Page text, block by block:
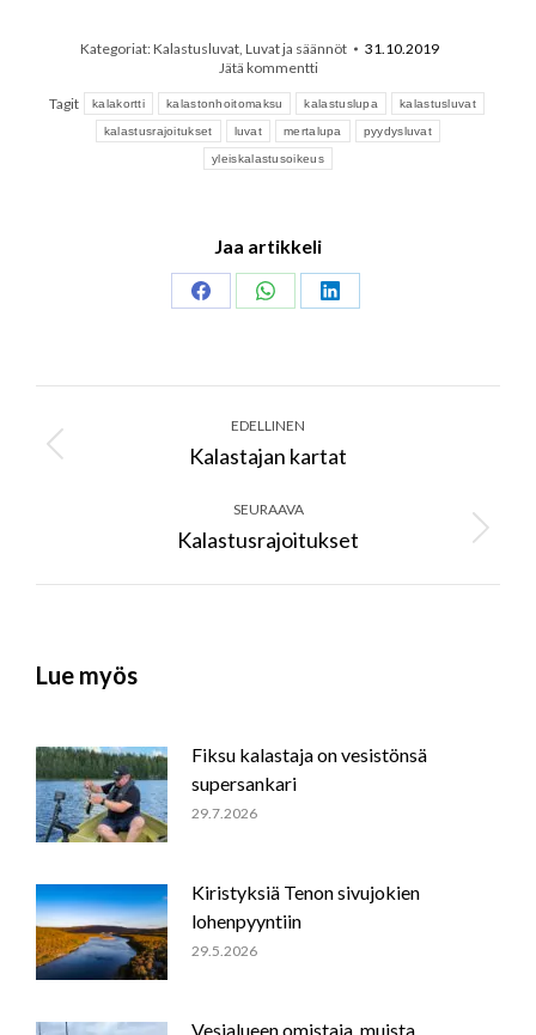
Kategoriat:Kalastusluvat, Luvat ja säännöt
31.10.2019
Jätä kommentti
Tagit
kalakortti kalastonhoitomaksu kalastuslupa kalastusluvat
kalastusrajoitukset luvat mertalupa pyydysluvat
yleiskalastusoikeus
Jaa artikkeli
Share
Share
Share
navigation
EDELLINEN
Previous
Kalastajan kartat
SEURAAVA
Next
Kalastusrajoitukset
Lue myös
Fiksu kalastaja on vesistönsä
supersankari
29.7.2026
Kiristyksiä Tenon sivujokien
lohenpyyntiin
29.5.2026
Vesialueen omistaja, muista